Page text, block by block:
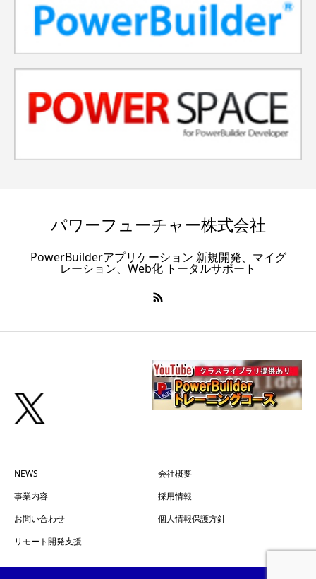
当社は個人情報の使用目的を達成するため、
その範囲内で、本人にアクセス（電話、メー
それ以外の方法で（間接的に）個人情報を取
得した場合は取得方法を通知し本人の同意を
得てからアクセスさせていただきます。ま
た、本人から求められた場合は利用を停止し
当社は、ご本人の同意を得ている場合を除
き、個人情報の第三者への提供を行いませ
に提供を行う場合があります。
公衆衛生の向上または児童の健全な育成の
推進のために特に必要がある場合であっ
て、ご本人の同意を得ることが困難である
パワーフューチャー株式会社
PowerBuilderアプリケーション 新規開発、マイグ
レーション、Web化 トータルサポート
NEWS
会社概要
事業内容
採用情報
お問い合わせ
個人情報保護方針
リモート開発支援